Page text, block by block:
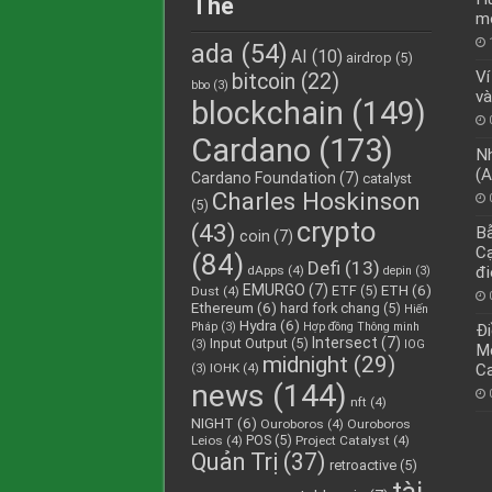
Thẻ
ada (54) AI (10) airdrop (5)
bbo(3) bitcoin (22)
blockchain (149)
Cardano (173)
Cardano Foundation (7) catalyst
(5) Charles Hoskinson
(43) coin (7) crypto
(84) dApps (4) Defi (13) depin (3)
Dust (4) EMURGO (7) ETF(5) ETH (6)
Ethereum (6) hard fork chang (5) Hiến
Pháp(3) Hydra (6) Hợp đồng Thông minh
(3) Input Output(5) Intersect (7)
IOG
(3) IOHK(4) midnight (29)
news (144) nft (4)
NIGHT (6) Ouroboros (4) Ouroboros
Leios (4) POS(5) Project Catalyst (4)
Quản Trị (37) retroactive(5)